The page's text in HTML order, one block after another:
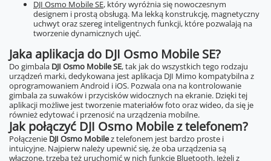
DJI Osmo Mobile SE, który wyróżnia się nowoczesnym
designem i prostą obsługą. Ma lekką konstrukcję, magnetyczny
uchwyt oraz szereg inteligentnych funkcji, które pozwalają na
tworzenie dynamicznych ujęć.
Jaka aplikacja do DJI Osmo Mobile SE?
Do gimbala DJI Osmo Mobile SE, tak jak do wszystkich tego rodzaju
urządzeń marki, dedykowana jest aplikacja DJI Mimo kompatybilna z
oprogramowaniem Android i iOS. Pozwala ona na kontrolowanie
gimbala za suwaków i przycisków widocznych na ekranie. Dzięki tej
aplikacji możliwe jest tworzenie materiałów foto oraz wideo, da się je
również edytować i przenosić na urządzenia mobilne.
Jak połączyć DJI Osmo Mobile z telefonem?
Połączenie DJI Osmo Mobilez telefonem jest bardzo proste i
intuicyjne. Najpierw należy upewnić się, że oba urządzenia są
włączone, trzeba też uruchomić w nich funkcję Bluetooth. Jeżeli z